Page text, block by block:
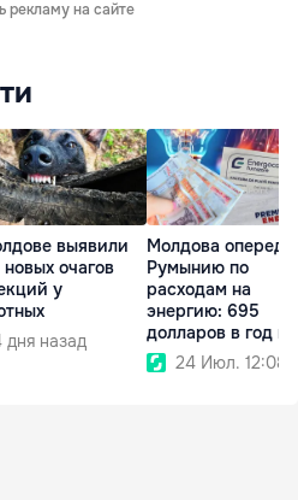
рекламу на сайте
выявили
новых очагов
у
дня назад
Молдова
Румынию по
расходам на
энергию: 695
долларов в год на
человека
24 Июл. 12:08